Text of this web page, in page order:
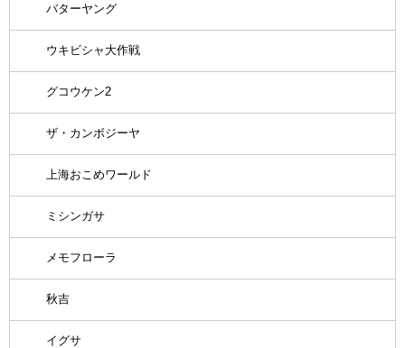
バターヤング
ウキビシャ大作戦
グコウケン2
ザ・カンボジーヤ
上海おこめワールド
ミシンガサ
メモフローラ
秋吉
イグサ